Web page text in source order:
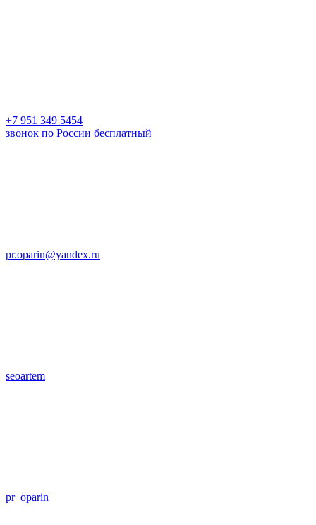
+7 951 349 5454
звонок по России бесплатный
pr.oparin@yandex.ru
seoartem
pr_oparin